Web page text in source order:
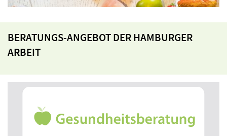
BERATUNGS-ANGEBOT DER HAMBURGER
ARBEIT